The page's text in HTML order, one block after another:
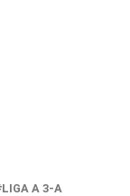
LIGA A 3-A